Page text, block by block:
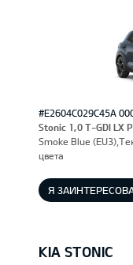
#E2604C029C45A
Stonic 1,0 T-GDI LX
Smoke Blue
цвета
Я
KIA STONIC